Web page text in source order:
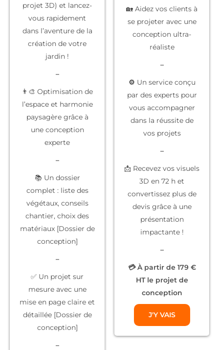
projet 3D) et lancez-
vous rapidement
dans l’aventure de la
création de votre
jardin !
–
👨‍🎨 Optimisation de
l’espace et harmonie
paysagère grâce à
une conception
experte
–
📚 Un dossier
complet : liste des
végétaux, conseils
chantier, choix des
matériaux [Dossier de
conception]
–
✅ Un projet sur
mesureavec une
mise en page claire et
détaillée [Dossier de
conception]
–
🏡 Aidez vos clients à
se projeter avec une
conception ultra-
réaliste
–
⚙️ Un service conçu
par des expertspour
vous accompagner
dans la réussite de
vos projets
–
📩 Recevez vos visuels
3D en 72 h et
convertissez plus de
devis grâce à une
présentation
impactante !
–
💳 À partir de 179 €
HT le projet de
conception
J'Y VAIS